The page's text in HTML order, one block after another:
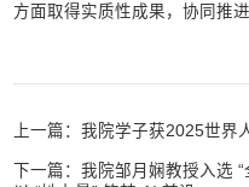
方面取得实质性成果，协同推
上一篇：我院学子获2025世界
下一篇：我院邹月娴教授入选 “